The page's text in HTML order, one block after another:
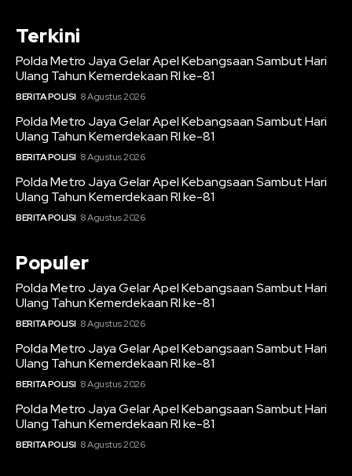
Terkini
Polda Metro Jaya Gelar Apel Kebangsaan Sambut Hari
Ulang Tahun Kemerdekaan RI ke-81
BERITA POLISI 8 Agustus 2026
Polda Metro Jaya Gelar Apel Kebangsaan Sambut Hari
Ulang Tahun Kemerdekaan RI ke-81
BERITA POLISI 8 Agustus 2026
Polda Metro Jaya Gelar Apel Kebangsaan Sambut Hari
Ulang Tahun Kemerdekaan RI ke-81
BERITA POLISI 8 Agustus 2026
Populer
Polda Metro Jaya Gelar Apel Kebangsaan Sambut Hari
Ulang Tahun Kemerdekaan RI ke-81
BERITA POLISI 8 Agustus 2026
Polda Metro Jaya Gelar Apel Kebangsaan Sambut Hari
Ulang Tahun Kemerdekaan RI ke-81
BERITA POLISI 8 Agustus 2026
Polda Metro Jaya Gelar Apel Kebangsaan Sambut Hari
Ulang Tahun Kemerdekaan RI ke-81
BERITA POLISI 8 Agustus 2026